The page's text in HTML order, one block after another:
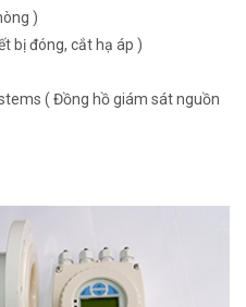
)
bị đóng, cắt hạ áp )
( Đồng hồ giám sát nguồn